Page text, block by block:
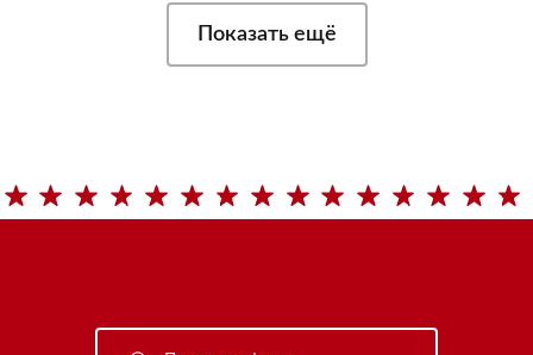
Показать ещё